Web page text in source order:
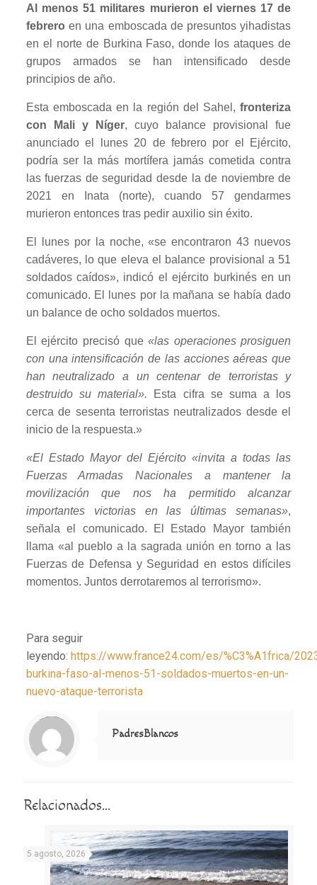
Al menos 51 militares murieron el viernes 17 de
febrero en una emboscada de presuntos yihadistas
en el norte de Burkina Faso, donde los ataques de
grupos armados se han intensificado desde
principios de año.
Esta emboscada en la región del Sahel,fronteriza
con Mali y Níger, cuyo balance provisional fue
anunciado el lunes 20 de febrero por el Ejército,
podría ser la más mortífera jamás cometida contra
las fuerzas de seguridad desde la de noviembre de
2021 en Inata (norte), cuando 57 gendarmes
murieron entonces tras pedir auxilio sin éxito.
El lunes por la noche, «se encontraron 43 nuevos
cadáveres, lo que eleva el balance provisional a 51
soldados caídos», indicó el ejército burkinés en un
comunicado. El lunes por la mañana se había dado
un balance de ocho soldados muertos.
El ejército precisó que«las operaciones prosiguen
con una intensificación de las acciones aéreas que
han neutralizado a un centenar de terroristas y
destruido su material». Esta cifra se suma a los
cerca de sesenta terroristas neutralizados desde el
inicio de la respuesta.»
«El Estado Mayor del Ejército «invita a todas las
Fuerzas Armadas Nacionales a mantener la
movilización que nos ha permitido alcanzar
importantes victorias en las últimas semanas»,
señala el comunicado. El Estado Mayor también
llama «al pueblo a la sagrada unión en torno a las
Fuerzas de Defensa y Seguridad en estos difíciles
momentos. Juntos derrotaremos al terrorismo».
Para seguir
leyendo: https://www.france24.com/es/%C3%A1frica/
burkina-faso-al-menos-51-soldados-muertos-en-un-
nuevo-ataque-terrorista
Notice
: Trying to access array offset on value of type null in
/home/misioner/public_html/padresblancos/themes/betheme/includes/content-single.php
on line
286
PadresBlancos
Relacionados...
5 agosto, 2026